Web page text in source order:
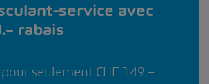
service avec
rabais
seulement CHF 149.–